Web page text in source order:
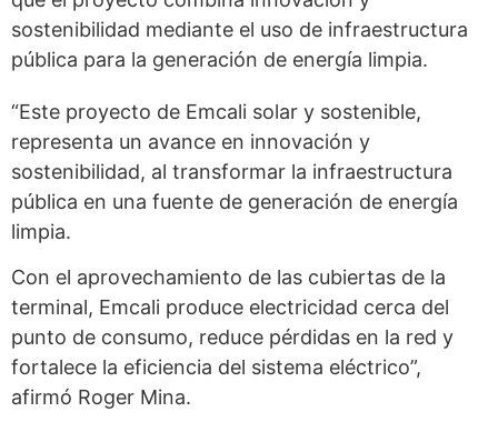
sostenibilidad mediante el uso de infraestructura
pública para la generación de energía limpia.
“Este proyecto de Emcali solar y sostenible,
representa un avance en innovación y
sostenibilidad, al transformar la infraestructura
pública en una fuente de generación de energía
limpia.
Con el aprovechamiento de las cubiertas de la
terminal, Emcali produce electricidad cerca del
punto de consumo, reduce pérdidas en la red y
fortalece la eficiencia del sistema eléctrico”,
afirmó Roger Mina.